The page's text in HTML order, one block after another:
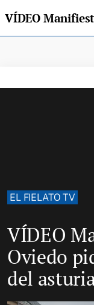
EL FIELATO TV
VÍDEO
Oviedo
del